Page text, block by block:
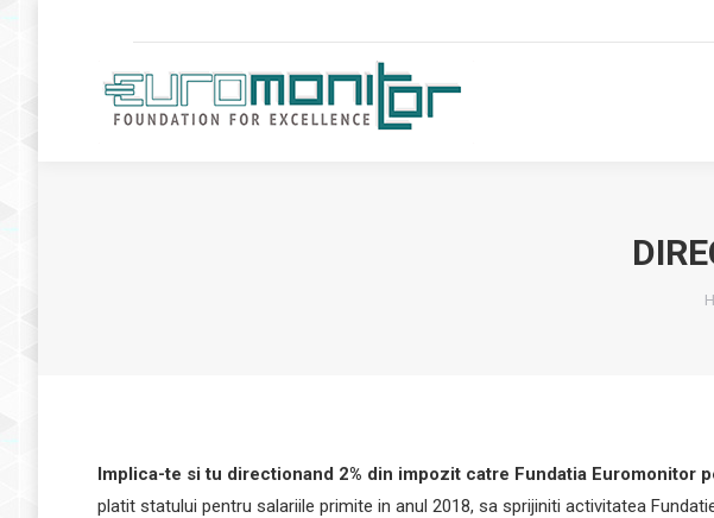
Implica-te si tu directionand 2% din impozit catre Fundatia Euromonitor
platit statului pentru salariile primite in anul 2018, sa sprijiniti activitatea
Acasa